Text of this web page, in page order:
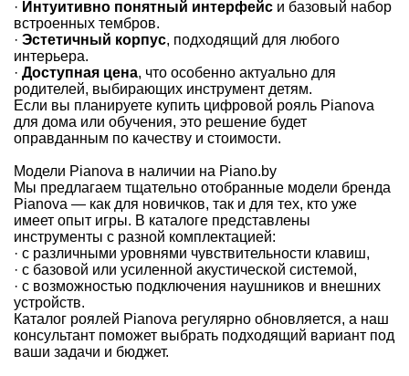
· Интуитивно понятный интерфейс и базовый набор
встроенных тембров.
· Эстетичный корпус, подходящий для любого
интерьера.
· Доступная цена, что особенно актуально для
родителей, выбирающих инструмент детям.
Если вы планируете купить цифровой рояль Pianova
для дома или обучения, это решение будет
оправданным по качеству и стоимости.
Модели Pianova в наличии на Piano.by
Мы предлагаем тщательно отобранные модели бренда
Pianova — как для новичков, так и для тех, кто уже
имеет опыт игры. В каталоге представлены
инструменты с разной комплектацией:
· с различными уровнями чувствительности клавиш,
· с базовой или усиленной акустической системой,
· с возможностью подключения наушников и внешних
устройств.
Каталог роялей Pianova регулярно обновляется, а наш
консультант поможет выбрать подходящий вариант под
ваши задачи и бюджет.